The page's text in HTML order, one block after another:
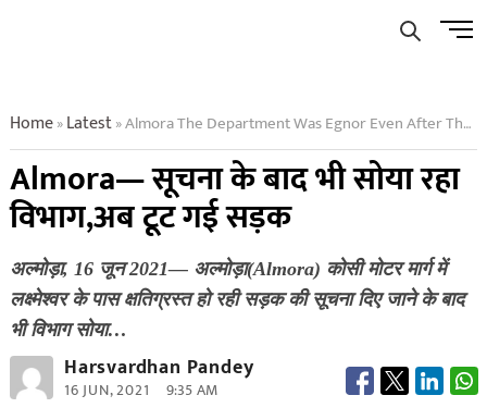
Menu
Home»Latest»Almora The Department Was Egnor Even After The Informati
Almora— सूचना के बाद भी सोया रहा
विभाग,अब टूट गई सड़क
अल्मोड़ा, 16 जून 2021— अल्मोड़ा(Almora) कोसी मोटर मार्ग में
लक्ष्मेश्वर के पास क्षतिग्रस्त हो रही सड़क की सूचना दिए जाने के बाद
भी विभाग सोया…
Harsvardhan Pandey
16 JUN, 2021 9:35 AM